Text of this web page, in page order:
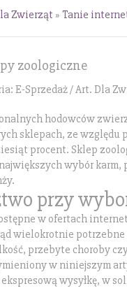
Zwierząt » Tanie
zoologiczne
E-Sprzedaż / Art. Dla
hodowców
sklepach, ze
procent. Sklep
wybór karm,
przy
w ofertach
wielokrotnie potrzebne
przebyte choroby
w niniejszym
wysyłkę, w